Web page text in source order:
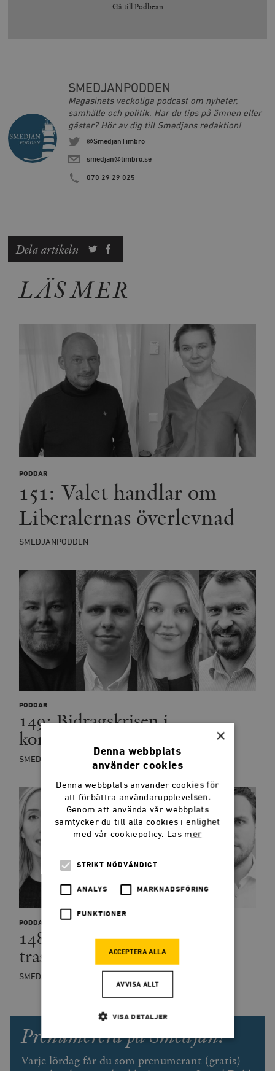
Gå till Podbean
SMEDJANPODDEN
Magasinets veckoliga podcast om nyheter,
samhälle och politik. Har du tips på ämnen eller
gäster? Hör av dig till Smedjans redaktion!
@SmedjanTimbro
smedjan@timbro.se
070 29 29 025
Dela artikeln
LÄS MER
PODDAR
151: Valet handlar om
Liberalernas överlevnad
SMEDJANPODDEN
PODDAR
149: Bidragskrisen i
kommunerna
SMEDJANPODDEN
PODDAR
148: Höghastighetståg, men
trasiga vägar
SMEDJANPODDEN
Prenumerera på Smedjan!
Varje lördag får du som prenumerant (gratis)
×
Denna webbplats
använder cookies
Denna webbplats använder cookies för
att förbättra användarupplevelsen.
Genom att använda vår webbplats
samtycker du till alla cookies i enlighet
med vår cookiepolicy. Läs mer
STRIKT NÖDVÄNDIGT
ANALYS MARKNADSFÖRING
FUNKTIONER
ACCEPTERA ALLA
AVVISA ALLT
VISA DETALJER
Strikt nödvändigt Analys